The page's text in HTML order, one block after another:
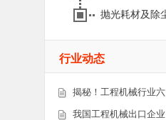
抛光耗材及除
行业动态
揭秘！工程机械行业
我国工程机械出口企